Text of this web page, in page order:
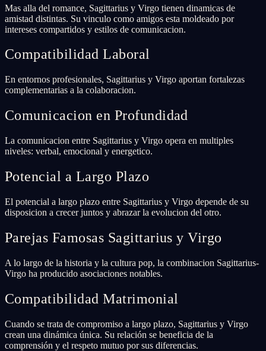
Mas alla del romance, Sagittarius y Virgo tienen dinamicas de
amistad distintas. Su vinculo como amigos esta moldeado por
intereses compartidos y estilos de comunicacion.
Compatibilidad Laboral
En entornos profesionales, Sagittarius y Virgo aportan fortalezas
complementarias a la colaboracion.
Comunicacion en Profundidad
La comunicacion entre Sagittarius y Virgo opera en multiples
niveles: verbal, emocional y energetico.
Potencial a Largo Plazo
El potencial a largo plazo entre Sagittarius y Virgo depende de su
disposicion a crecer juntos y abrazar la evolucion del otro.
Parejas Famosas Sagittarius y Virgo
A lo largo de la historia y la cultura pop, la combinacion Sagittarius-
Virgo ha producido asociaciones notables.
Compatibilidad Matrimonial
Cuando se trata de compromiso a largo plazo, Sagittarius y Virgo
crean una dinámica única. Su relación se beneficia de la
comprensión y el respeto mutuo por sus diferencias.